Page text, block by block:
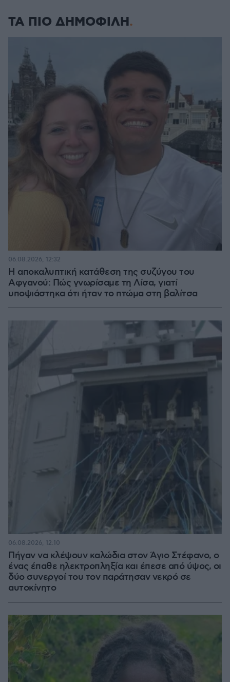
ΤΑ ΠΙΟ ΔΗΜΟΦΙΛΗ
Η αποκαλυπτική κατάθεση της συζύγου του
Αφγανού: Πώς γνωρίσαμε τη Λίσα, γιατί
υποψιάστηκα ότι ήταν το πτώμα στη βαλίτσα
06.08.2026, 12:32
Πήγαν να κλέψουν καλώδια στον Άγιο Στέφανο, ο
ένας έπαθε ηλεκτροπληξία και έπεσε από ύψος, οι
δύο συνεργοί του τον παράτησαν νεκρό σε
αυτοκίνητο
06.08.2026, 12:10